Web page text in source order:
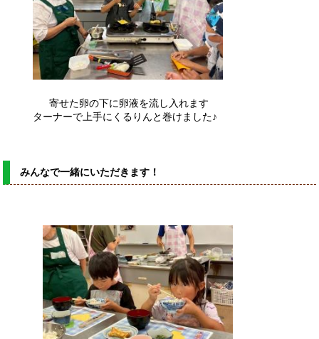
寄せた卵の下に卵液を流し入れます
ターナーで上手にくるりんと巻けました♪
みんなで一緒にいただきます！